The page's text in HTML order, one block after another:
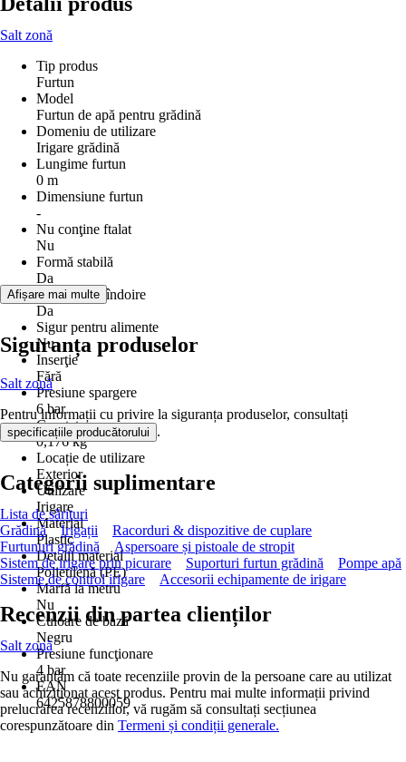
Salt zonă
Tip produs
Furtun
Model
Furtun de apă pentru grădină
Domeniu de utilizare
Irigare grădină
Lungime furtun
0 m
Dimensiune furtun
-
Nu conţine ftalat
Nu
Formă stabilă
Da
Rezistent la îndoire
Da
Sigur pentru alimente
Nu
Inserţie
Fără
Presiune spargere
6 bar
Greutate
0,176 kg
Locație de utilizare
Exterior
Utilizare
Irigare
Material
Plastic
Detalii material
Polietilenă (PE)
Marfă la metru
Nu
Culoare de bază
Negru
Presiune funcţionare
4 bar
EAN
6425878800059
Afișare mai multe
Siguranța produselor
Salt zonă
Pentru informații cu privire la siguranța produselor, consultați
specificațiile producătorului .
Categorii suplimentare
Lista de sărituri
Grădină
Irigații
Racorduri & dispozitive de cuplare
Furtunuri grădină
Aspersoare și pistoale de stropit
Sistem de irigare prin picurare
Suporturi furtun grădină
Pompe apă
Sisteme de control irigare
Accesorii echipamente de irigare
Recenzii din partea clienților
Salt zonă
Nu garantăm că toate recenziile provin de la persoane care au utilizat
sau achiziționat acest produs. Pentru mai multe informații privind
prelucrarea recenziilor, vă rugăm să consultați secțiunea
corespunzătoare din Termeni și condiții generale.